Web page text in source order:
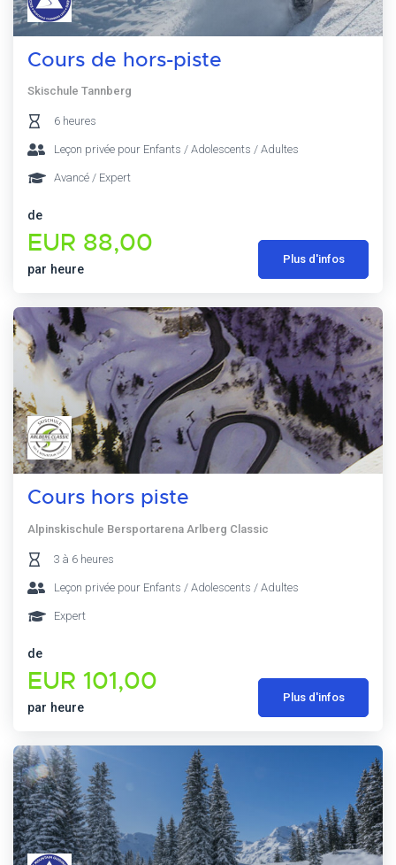
Cours de hors-piste
Skischule Tannberg
6 heures
Leçon privée pour Enfants / Adolescents / Adultes
Avancé / Expert
de
EUR 88,00
par heure
Plus d'infos
Cours hors piste
Alpinskischule Bersportarena Arlberg Classic
3 à 6 heures
Leçon privée pour Enfants / Adolescents / Adultes
Expert
de
EUR 101,00
par heure
Plus d'infos